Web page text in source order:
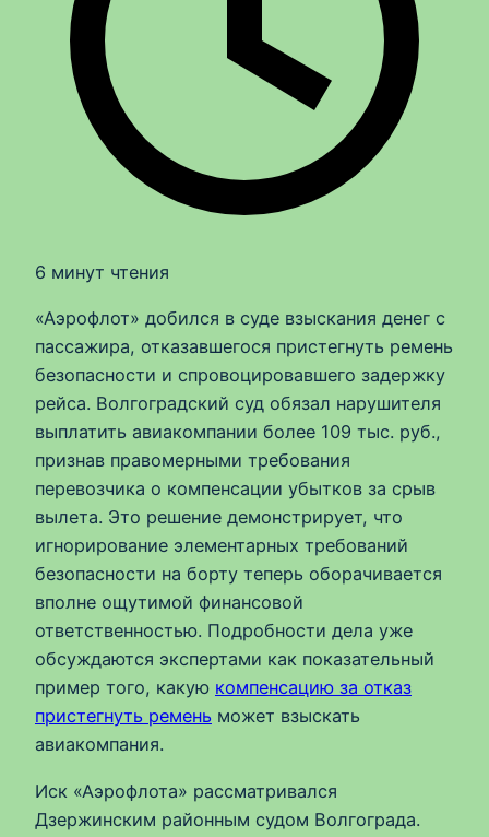
6 минут чтения
«Аэрофлот» добился в суде взыскания денег с
пассажира, отказавшегося пристегнуть ремень
безопасности и спровоцировавшего задержку
рейса. Волгоградский суд обязал нарушителя
выплатить авиакомпании более 109 тыс. руб.,
признав правомерными требования
перевозчика о компенсации убытков за срыв
вылета. Это решение демонстрирует, что
игнорирование элементарных требований
безопасности на борту теперь оборачивается
вполне ощутимой финансовой
ответственностью. Подробности дела уже
обсуждаются экспертами как показательный
пример того, какую компенсацию за отказ
пристегнуть ремень может взыскать
авиакомпания.
Иск «Аэрофлота» рассматривался
Дзержинским районным судом Волгограда.